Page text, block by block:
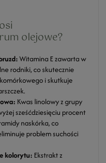
olejowe?
Witamina E zawarta w
rodniki, co skutecznie
i skutkuje
Kwas linolowy z grupy
sześćdziesięciu procent
naskórka, co
problem suchości
kolorytu: Ekstrakt z